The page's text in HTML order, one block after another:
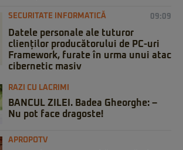
SECURITATE INFORMATICĂ 09:09
Datele personale ale tuturor
clienților producătorului de PC-uri
Framework, furate în urma unui atac
cibernetic masiv
RAZI CU LACRIMI
BANCUL ZILEI. Badea Gheorghe: –
Nu pot face dragoste!
APROPOTV